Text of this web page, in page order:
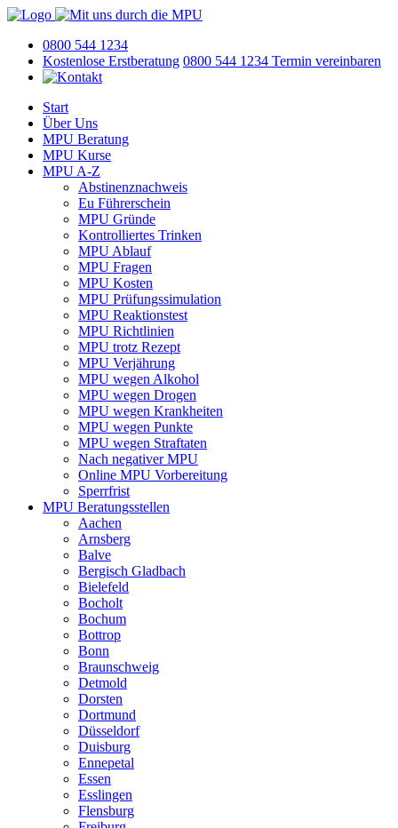
0800 544 1234
Kostenlose Erstberatung 0800 544 1234 Termin vereinbaren
Start
Über Uns
MPU Beratung
MPU Kurse
MPU A-Z
Abstinenznachweis
Eu Führerschein
MPU Gründe
Kontrolliertes Trinken
MPU Ablauf
MPU Fragen
MPU Kosten
MPU Prüfungssimulation
MPU Reaktionstest
MPU Richtlinien
MPU trotz Rezept
MPU Verjährung
MPU wegen Alkohol
MPU wegen Drogen
MPU wegen Krankheiten
MPU wegen Punkte
MPU wegen Straftaten
Nach negativer MPU
Online MPU Vorbereitung
Sperrfrist
MPU Beratungsstellen
Aachen
Arnsberg
Balve
Bergisch Gladbach
Bielefeld
Bocholt
Bochum
Bottrop
Bonn
Braunschweig
Detmold
Dorsten
Dortmund
Düsseldorf
Duisburg
Ennepetal
Essen
Esslingen
Flensburg